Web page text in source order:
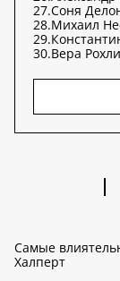
27.Соня
28.Михаил
29.
30.Вера
Самые
Халперт